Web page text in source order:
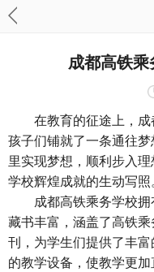
成都高铁
在教育的征途上，成
孩子们铺就了一条通往
里实现梦想，顺利步入
学校辉煌成就的生动写照。
成都高铁乘务学校拥
藏书丰富，涵盖了高铁
刊，为学生们提供了丰
的教学设备，使教学更